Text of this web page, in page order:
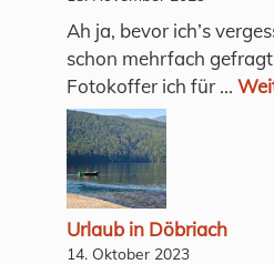
Ah ja, bevor ich’s
schon mehrfach
Fotokoffer ich für ...
Urlaub in Döbriach
14. Oktober 2023